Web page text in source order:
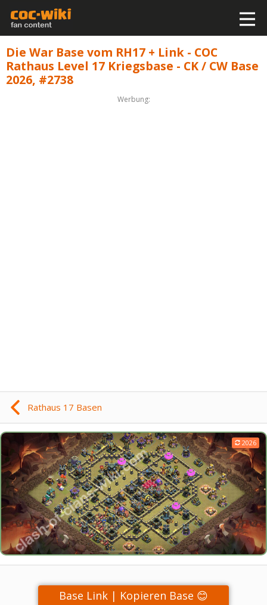
Die War Base vom RH17 + Link - COC
Rathaus Level 17 Kriegsbase - CK / CW Base
2026, #2738
Werbung:
Rathaus 17 Basen
2026
Base Link | Kopieren Base 😊